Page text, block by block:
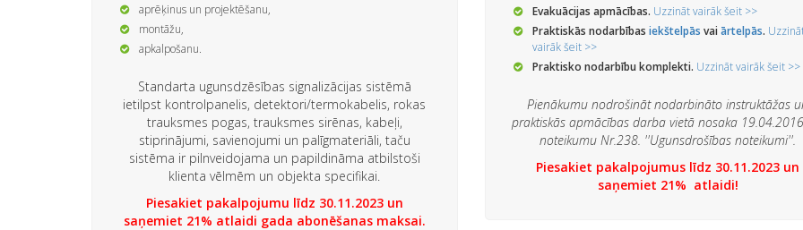
aprēķinus un projektēšanu,
montāžu,
apkalpošanu.
Standarta ugunsdzēsības signalizācijas sistēmā
ietilpst kontrolpanelis, detektori/termokabelis, rokas
trauksmes pogas, trauksmes sirēnas, kabeļi,
stiprinājumi, savienojumi un palīgmateriāli, taču
sistēma ir pilnveidojama un papildināma atbilstoši
klienta vēlmēm un objekta specifikai.
Piesakiet pakalpojumu līdz 30.11.2023 un
saņemiet 21% atlaidi gada abonēšanas maksai.
Evakuācijas apmācības. Uzzināt vairāk šeit >>
Praktiskās nodarbības iekštelpās vaiārtelpās.
vairāk šeit >>
Praktisko nodarbību komplekti. Uzzināt vairāk šeit >>
Pienākumu nodrošināt nodarbināto instruktāžas
praktiskās apmācības darba vietā nosaka
noteikumu Nr.238. ''Ugunsdrošības noteikumi''.
Piesakiet pakalpojumus līdz 30.11.2023 un
saņemiet 21% atlaidi!